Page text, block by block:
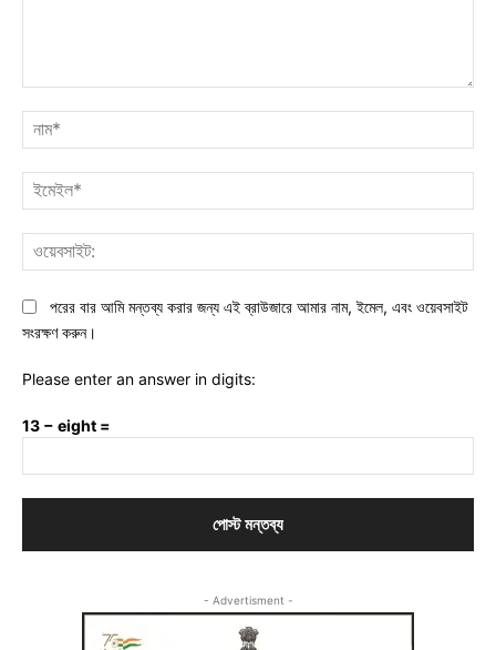
পরের বার আমি মন্তব্য করার জন্য এই ব্রাউজারে আমার নাম, ইমেল, এবং ওয়েবসাইট
সংরক্ষণ করুন।
Please enter an answer in digits:
13 − eight =
- Advertisment -